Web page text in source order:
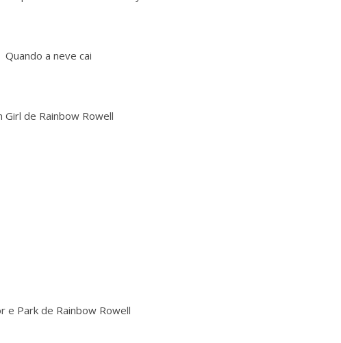
Quando a neve cai
Girl de Rainbow Rowell
e Park de Rainbow Rowell